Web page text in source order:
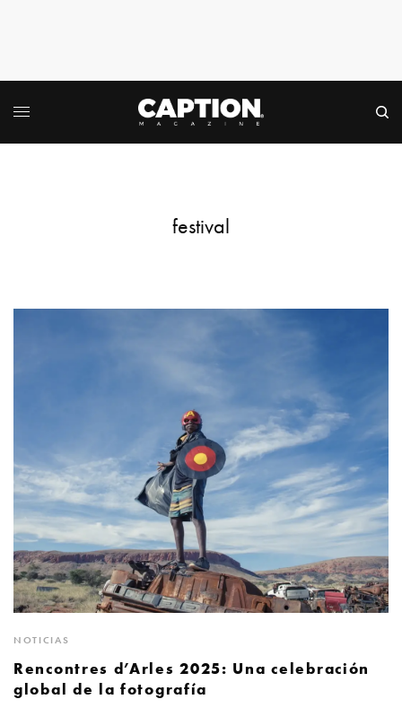
festival
NOTICIAS
Rencontres d’Arles 2025: Una celebración
global de la fotografía